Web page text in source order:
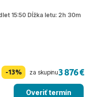
15:50 Dĺžka letu: 2h 30m
-13% za skupinu3 876 €
Overiť termín